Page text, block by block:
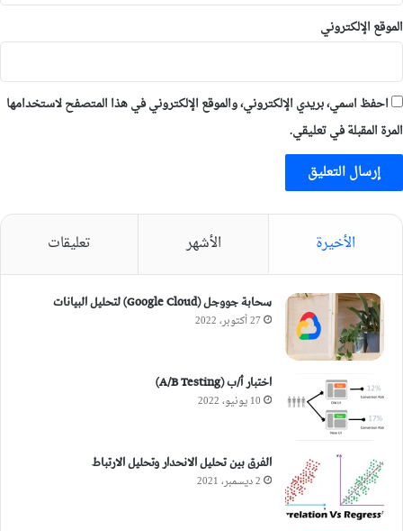
الموقع الإلكتروني
احفظ اسمي، بريدي الإلكتروني، والموقع الإلكتروني في هذا المتصفح لاستخدامها
المرة المقبلة في تعليقي.
الأخيرة الأشهر تعليقات
سحابة جووجل (Google Cloud) لتحليل البيانات
27 أكتوبر، 2022
اختبار أ/ب (A/B Testing)
10 يونيو، 2022
الفرق بين تحليل الانحدار وتحليل الارتباط
2 ديسمبر، 2021